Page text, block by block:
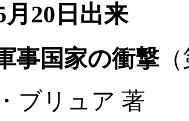
月20日出来
事国家の衝撃（
ブリュア 著